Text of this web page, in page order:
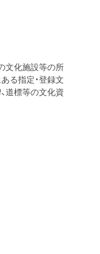
文化施設等の所
ある指定・登録文
道標等の文化資